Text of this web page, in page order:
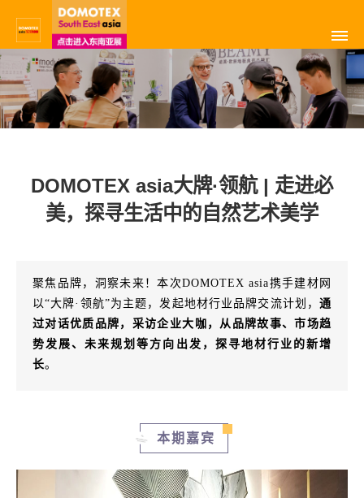
DOMOTEX asia大牌·领航 | 走进必
美，探寻生活中的自然艺术美学
聚焦品牌，洞察未来！本次DOMOTEX asia携手建材网
以“大牌·领航”为主题，发起地材行业品牌交流计划， 通
过对话优质品牌，采访企业大咖，从品牌故事、市场趋
势发展、未来规划等方向出发，探寻地材行业的新增
长。
本期嘉宾